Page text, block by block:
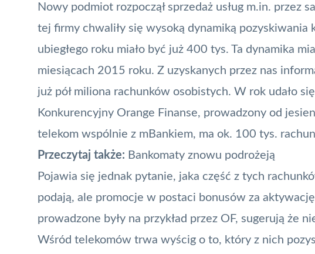
Nowy podmiot rozpoczął sprzedaż usług m.in. przez
tej firmy chwaliły się wysoką dynamiką
ubiegłego roku miało być już 400 tys. Ta dynamika
miesiącach 2015 roku. Z uzyskanych przez nas
już pół miliona rachunków osobistych. W rok udało
Konkurencyjny Orange Finanse, prowadzony od
telekom wspólnie z mBankiem, ma ok. 100 tys.
Przeczytaj także: Bankomaty znowu podrożeją
Pojawia się jednak pytanie, jaka część z tych
podają, ale promocje w postaci bonusów za
prowadzone były na przykład przez OF, sugerują że
Wśród telekomów trwa wyścig o to, który z nich